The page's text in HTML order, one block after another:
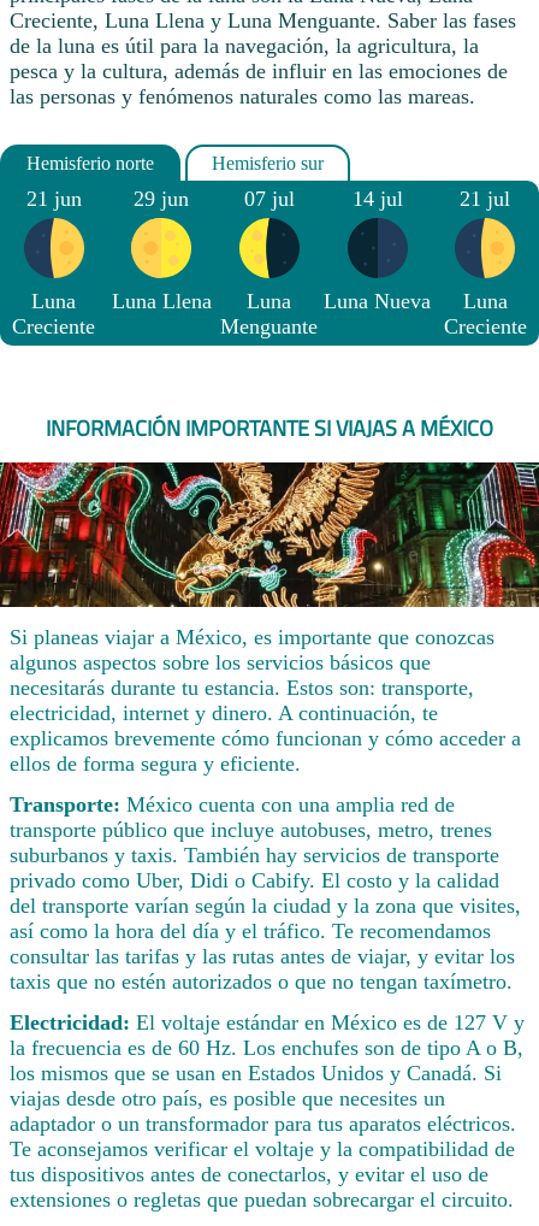
Creciente, Luna Llena y Luna Menguante. Saber las fases
de la luna es útil para la navegación, la agricultura, la
pesca y la cultura, además de influir en las emociones de
las personas y fenómenos naturales como las mareas.
21 jun
Luna
Creciente
29 jun
Luna Llena
07 jul
Luna
Menguante
14 jul
Luna Nueva
21 jul
Luna
Creciente
INFORMACIÓN IMPORTANTE SI VIAJAS A MÉXICO
Si planeas viajar a México, es importante que conozcas
algunos aspectos sobre los servicios básicos que
necesitarás durante tu estancia. Estos son: transporte,
electricidad, internet y dinero. A continuación, te
explicamos brevemente cómo funcionan y cómo acceder a
ellos de forma segura y eficiente.
Transporte: México cuenta con una amplia red de
transporte público que incluye autobuses, metro, trenes
suburbanos y taxis. También hay servicios de transporte
privado como Uber, Didi o Cabify. El costo y la calidad
del transporte varían según la ciudad y la zona que visites,
así como la hora del día y el tráfico. Te recomendamos
consultar las tarifas y las rutas antes de viajar, y evitar los
taxis que no estén autorizados o que no tengan taxímetro.
Electricidad: El voltaje estándar en México es de 127 V y
la frecuencia es de 60 Hz. Los enchufes son de tipo A o B,
los mismos que se usan en Estados Unidos y Canadá. Si
viajas desde otro país, es posible que necesites un
adaptador o un transformador para tus aparatos eléctricos.
Te aconsejamos verificar el voltaje y la compatibilidad de
tus dispositivos antes de conectarlos, y evitar el uso de
extensiones o regletas que puedan sobrecargar el circuito.